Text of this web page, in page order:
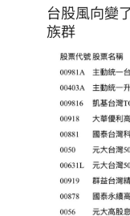
台股風向變
族群